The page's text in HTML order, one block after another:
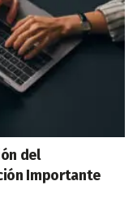
del
Importante